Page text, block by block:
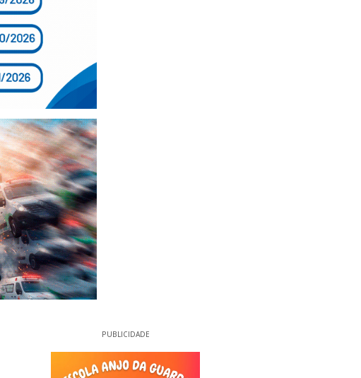
PUBLICIDADE